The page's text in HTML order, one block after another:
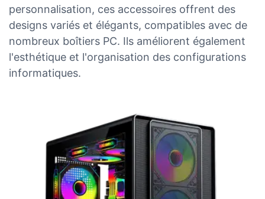
personnalisation, ces accessoires offrent des
designs variés et élégants, compatibles avec de
nombreux boîtiers PC. Ils améliorent également
l'esthétique et l'organisation des configurations
informatiques.